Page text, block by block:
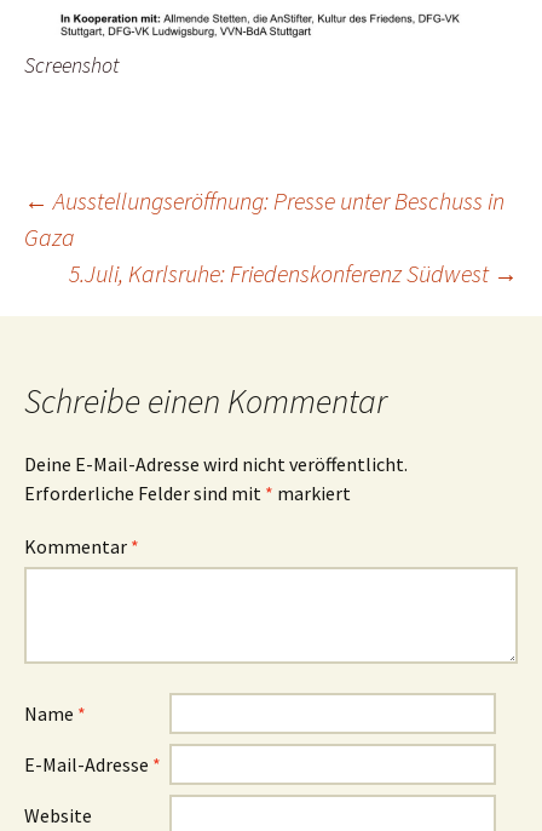
Screenshot
Beitrags-
Navigation
← Ausstellungseröffnung: Presse unter Beschuss in
Gaza
5.Juli, Karlsruhe: Friedenskonferenz Südwest →
Schreibe einen Kommentar
Deine E-Mail-Adresse wird nicht veröffentlicht.
Erforderliche Felder sind mit * markiert
Kommentar *
Name *
E-Mail-Adresse *
Website